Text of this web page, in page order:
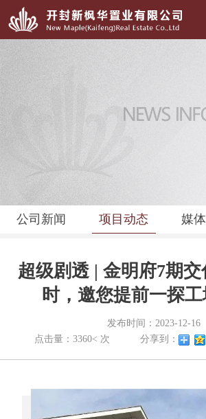
公司新闻 项目动态 媒
超级剧透 | 金明府7期
时，邀您提前一探
发布时间：2023-12-16
点击量：3360< 次
分享到：